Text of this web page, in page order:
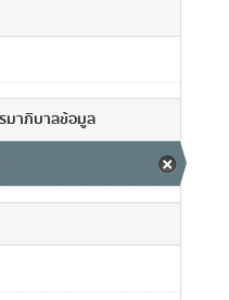
มาภิบาลข้อมูล